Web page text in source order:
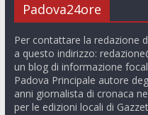
Padova24ore
Per contattare la redazione
a questo indirizzo:
un blog di informazione
Padova Principale autore
anni giornalista di cronaca
per le edizioni locali di